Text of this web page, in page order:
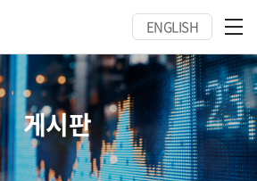
ENGLISH
게시판